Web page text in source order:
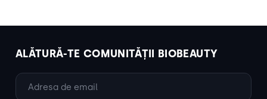
ALĂTURĂ-TE COMUNITĂȚII BIOBEAUTY